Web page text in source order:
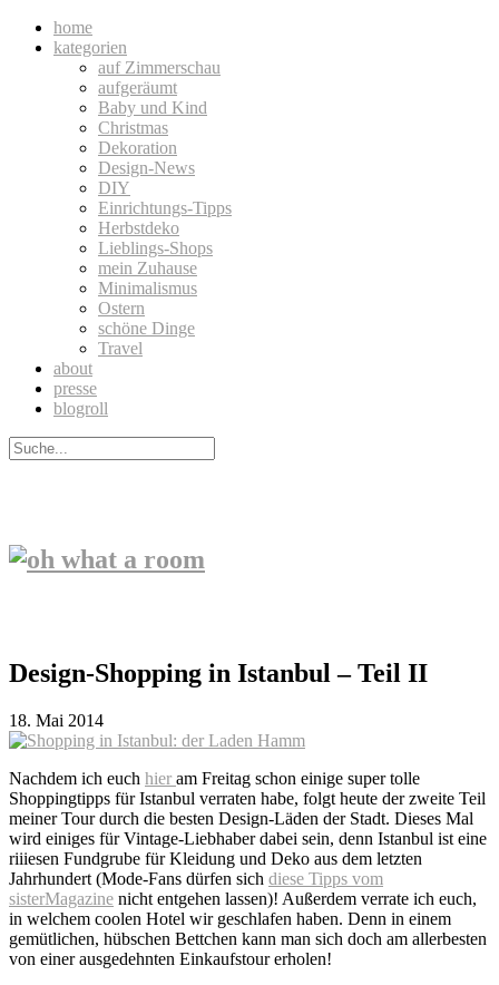
home
kategorien
auf Zimmerschau
aufgeräumt
Baby und Kind
Christmas
Dekoration
Design-News
DIY
Einrichtungs-Tipps
Herbstdeko
Lieblings-Shops
mein Zuhause
Minimalismus
Ostern
schöne Dinge
Travel
about
presse
blogroll
Design-Shopping in Istanbul – Teil II
18. Mai 2014
Nachdem ich euch hier am Freitag schon einige super tolle
Shoppingtipps für Istanbul verraten habe, folgt heute der zweite Teil
meiner Tour durch die besten Design-Läden der Stadt. Dieses Mal
wird einiges für Vintage-Liebhaber dabei sein, denn Istanbul ist eine
riiiesen Fundgrube für Kleidung und Deko aus dem letzten
Jahrhundert (Mode-Fans dürfen sich diese Tipps vom
sisterMagazine nicht entgehen lassen)! Außerdem verrate ich euch,
in welchem coolen Hotel wir geschlafen haben. Denn in einem
gemütlichen, hübschen Bettchen kann man sich doch am allerbesten
von einer ausgedehnten Einkaufstour erholen!